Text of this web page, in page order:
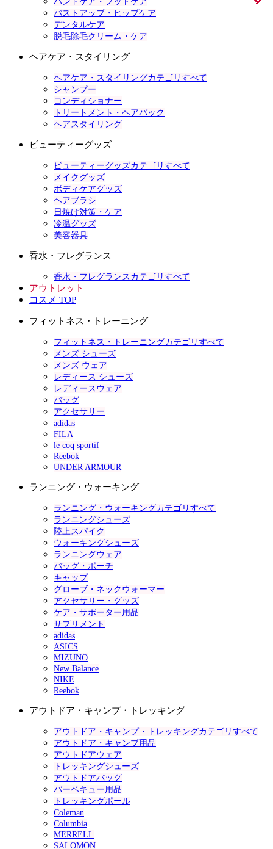
バストアップ・ヒップケア
デンタルケア
脱毛除毛クリーム・ケア
ヘアケア・スタイリング
ヘアケア・スタイリングカテゴリすべて
シャンプー
コンディショナー
トリートメント・ヘアパック
ヘアスタイリング
ビューティーグッズ
ビューティーグッズカテゴリすべて
メイクグッズ
ボディケアグッズ
ヘアブラシ
日焼け対策・ケア
冷温グッズ
美容器具
香水・フレグランス
香水・フレグランスカテゴリすべて
アウトレット
コスメ TOP
フィットネス・トレーニング
フィットネス・トレーニングカテゴリすべて
メンズ シューズ
メンズ ウェア
レディース シューズ
レディースウェア
バッグ
アクセサリー
adidas
FILA
le coq sportif
Reebok
UNDER ARMOUR
ランニング・ウォーキング
ランニング・ウォーキングカテゴリすべて
ランニングシューズ
陸上スパイク
ウォーキングシューズ
ランニングウェア
バッグ・ポーチ
キャップ
グローブ・ネックウォーマー
アクセサリー・グッズ
ケア・サポーター用品
サプリメント
adidas
ASICS
MIZUNO
New Balance
NIKE
Reebok
アウトドア・キャンプ・トレッキング
アウトドア・キャンプ・トレッキングカテゴリすべて
アウトドア・キャンプ用品
アウトドアウェア
トレッキングシューズ
アウトドアバッグ
バーベキュー用品
トレッキングポール
Coleman
Columbia
MERRELL
SALOMON